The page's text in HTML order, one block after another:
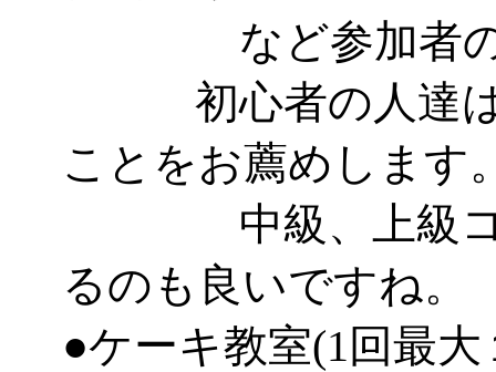
など参加者のレ
初心者の人達は
ことをお薦めします
中級、上級コー
るのも良いですね。
●ケーキ教室(1回最大